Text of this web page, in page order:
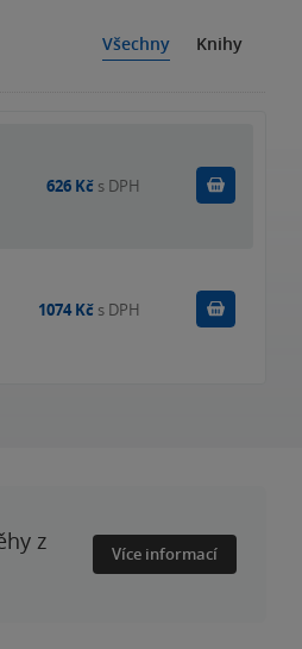
Všechny Knihy
626 Kč s DPH
1074 Kč s DPH
z
Více informací